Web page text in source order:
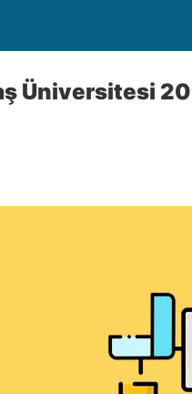
Üniversitesi